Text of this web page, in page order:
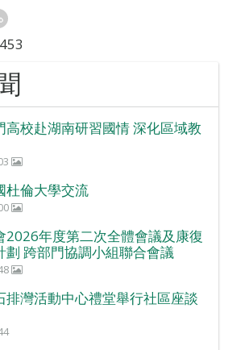
高校赴湖南研習國情 深化區域教
杜倫大學交流
2026年度第二次全體會議及康復
劃 跨部門協調小組聯合會議
排灣活動中心禮堂舉行社區座談